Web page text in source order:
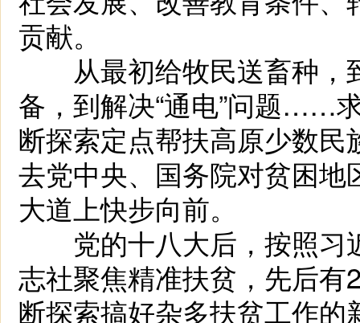
贡献。
从最初给牧民送畜种，
备，到解决“通电”问题……
断探索定点帮扶高原少数
去党中央、国务院对贫困
大道上快步向前。
党的十八大后，按照习
志社聚焦精准扶贫，先后
断探索搞好杂多扶贫工作